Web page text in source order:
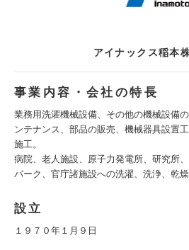
アイナックス稲本
事業内容・会社の特長
業務用洗濯機械設備、その他の機械設備
ンテナンス、部品の販売、機械器具設置
施工。
病院、老人施設、原子力発電所、研究所
パーク、官庁諸施設への洗濯、洗浄、乾
設立
１９７０年１月９日